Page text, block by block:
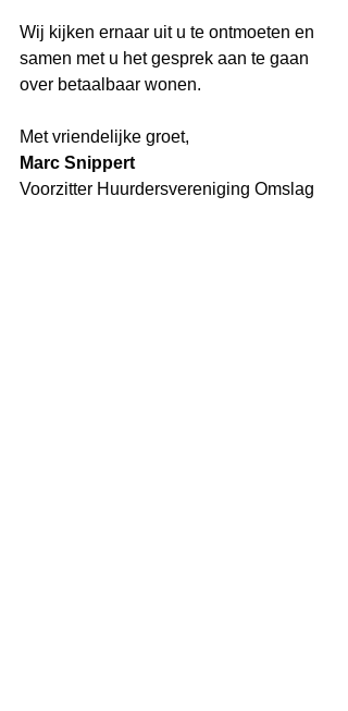
Wij kijken ernaar uit u te ontmoeten en
samen met u het gesprek aan te gaan
over betaalbaar wonen.
Met vriendelijke groet,
Marc Snippert
Voorzitter Huurdersvereniging Omslag